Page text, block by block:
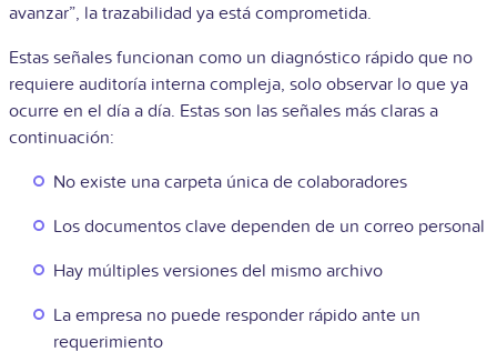
avanzar”, la trazabilidad ya está comprometida.
Estas señales funcionan como un diagnóstico rápido que no
requiere auditoría interna compleja, solo observar lo que ya
ocurre en el día a día. Estas son las señales más claras a
continuación:
No existe una carpeta única de colaboradores
Los documentos clave dependen de un correo personal
Hay múltiples versiones del mismo archivo
La empresa no puede responder rápido ante un
requerimiento